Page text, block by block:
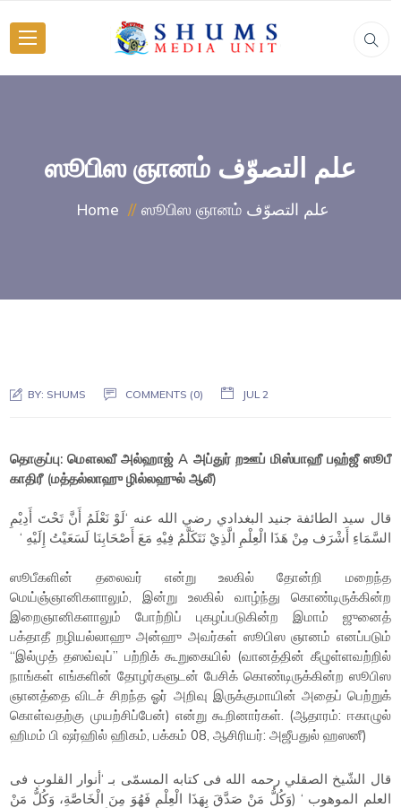
ஸூபிஸ ஞானம் علم التصوّف
Home ஸூபிஸ ஞானம் علم التصوّف
BY: SHUMS COMMENTS (0) JUL 2
தொகுப்பு: மௌலவீ அல்ஹாஜ் A அப்துர் றஊப் மிஸ்பாஹீ பஹ்ஜீ ஸூபீ
காதிரீ (மத்தல்லாஹு ழில்லஹுல் ஆலீ)
قال سيد الطائفة جنيد البغدادي رضي الله عنه ‘لَوْ نَعْلَمُ أَنَّ تَحْتَ أَدِيْمِ
السَّمَاءِ أَشْرَف مِنْ هَذَا الْعِلْمِ الَّذِيْ نَتَكَلَّمُ فِيْهِ مَعَ أَصْحَابِنَا لَسَعَيْتُ إِلَيْهِ ‘
ஸூபீகளின் தலைவர் என்று உலகில் தோன்றி மறைந்த
மெய்ஞ்ஞானிகளாலும், இன்று உலகில் வாழ்ந்து கொண்டிருக்கின்ற
இறைஞானிகளாலும் போற்றிப் புகழப்படுகின்ற இமாம் ஜுனைத்
பக்தாதீ றழியல்லாஹு அன்ஹு அவர்கள் ஸூபிஸ ஞானம் எனப்படும்
“இல்முத் தஸவ்வுப்” பற்றிக் கூறுகையில் (வானத்தின் கீழுள்ளவற்றில்
நாங்கள் எங்களின் தோழர்களுடன் பேசிக் கொண்டிருக்கின்ற ஸூபிஸ
ஞானத்தை விடச் சிறந்த ஓர் அறிவு இருக்குமாயின் அதைப் பெற்றுக்
கொள்வதற்கு முயற்சிப்பேன்) என்று கூறினார்கள். (ஆதாரம்: ஈகாழுல்
ஹிமம் பி ஷர்ஹில் ஹிகம், பக்கம் 08, ஆசிரியர்: அஜீபதுல் ஹஸனீ)
قال الشّيخ الصقلي رحمه الله فى كتابه المسمّى بـ ‘أنوار القلوب فى
العلم الموهوب ‘ (وَكُلُّ مَنْ صَدَّقَ بِهَذَا الْعِلْمِ فَهُوَ مِنَ الْخَاصَّةِ، وَكُلُّ مَنْ